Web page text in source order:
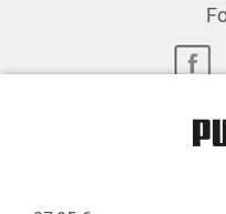
DATENSCHUTZ-